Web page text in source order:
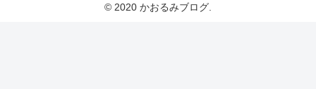
© 2020 かおるみブログ.